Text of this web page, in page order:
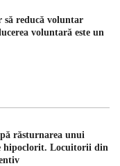
să reducă voluntar
voluntară este un
răsturnarea unui
hipoclorit. Locuitorii din